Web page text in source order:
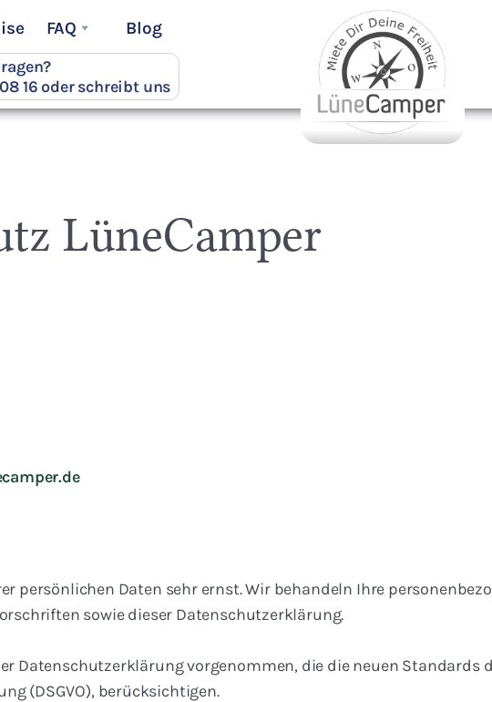
FAQ
Blog
16 oder schreibt uns
LüneCamper
persönlichen Daten sehr ernst. Wir behandeln Ihre
sowie dieser Datenschutzerklärung.
Datenschutzerklärung vorgenommen, die die neuen Standards
(DSGVO), berücksichtigen.